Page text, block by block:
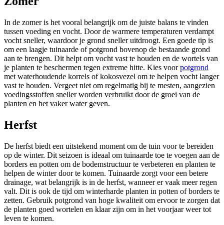
In de zomer is het vooral belangrijk om de juiste balans te vinden
tussen voeding en vocht. Door de warmere temperaturen verdampt
vocht sneller, waardoor je grond sneller uitdroogt. Een goede tip is
om een laagje tuinaarde of potgrond bovenop de bestaande grond
aan te brengen. Dit helpt om vocht vast te houden en de wortels van
je planten te beschermen tegen extreme hitte. Kies voorpotgrond
met waterhoudende korrels of kokosvezel om te helpen vocht langer
vast te houden. Vergeet niet om regelmatig bij te mesten, aangezien
voedingsstoffen sneller worden verbruikt door de groei van de
planten en het vaker water geven.
Herfst
De herfst biedt een uitstekend moment om de tuin voor te bereiden
op de winter. Dit seizoen is ideaal om tuinaarde toe te voegen aan de
borders en potten om de bodemstructuur te verbeteren en planten te
helpen de winter door te komen. Tuinaarde zorgt voor een betere
drainage, wat belangrijk is in de herfst, wanneer er vaak meer regen
valt. Dit is ook de tijd om winterharde planten in potten of borders te
zetten. Gebruik potgrond van hoge kwaliteit om ervoor te zorgen dat
de planten goed wortelen en klaar zijn om in het voorjaar weer tot
leven te komen.